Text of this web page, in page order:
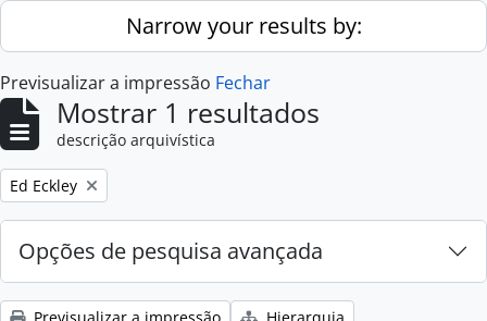
Skip to main contentNarrow your results by:
Previsualizar a impressão Fechar
Mostrar 1 resultados
descrição arquivística
Remove filter:
Ed Eckley
Opções de pesquisa avançada